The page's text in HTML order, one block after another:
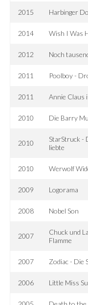
2015 Harbinger
2014 Wish I Was
2012 Noch
2011 Poolboy -
2011 Annie Claus
2010 Die Barry
2010
StarStruck -
liebte
2010 Werwolf
2009 Logorama
2008 Nobel Son
2007
Chuck und
Flamme
2007 Zodiac - Die
2006 Little Miss